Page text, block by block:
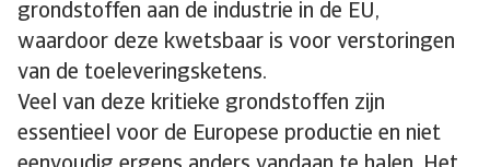
grondstoffen aan de industrie in de EU,
waardoor deze kwetsbaar is voor verstoringen
van de toeleveringsketens.
Veel van deze kritieke grondstoffen zijn
essentieel voor de Europese productie en niet